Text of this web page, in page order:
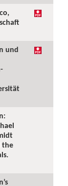
und
the